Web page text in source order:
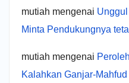
mutiah mengenai
Minta Pendukungnya
mutiah mengenai
Kalahkan Ganjar-